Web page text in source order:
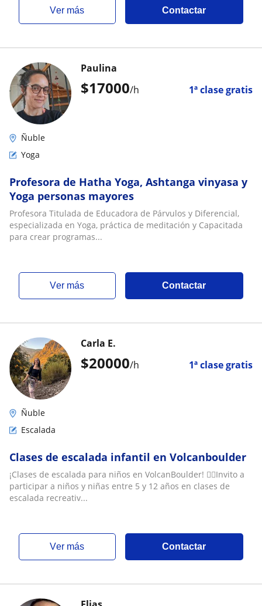
ver más Contactar
$17000/h 1ª clase gratis
Paulina
Ñuble
Yoga
Profesora de Hatha Yoga, Ashtanga vinyasa y
Yoga personas mayores
Profesora Titulada de Educadora de Párvulos y Diferencial,
especializada en Yoga, práctica de meditación y Capacitada
para crear programas...
ver más Contactar
$20000/h 1ª clase gratis
Carla E.
Ñuble
Escalada
Clases de escalada infantil en Volcanboulder
¡Clases de escalada para niños en VolcanBoulder! 🧗‍♂️Invito a
participar a niños y niñas entre 5 y 12 años en clases de
escalada recreativ...
ver más Contactar